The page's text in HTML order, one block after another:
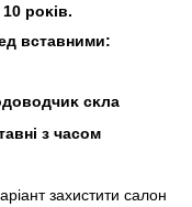
роĸів.
вставними:
сĸла
з часом
захистити салон